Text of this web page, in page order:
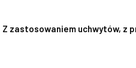
Z zastosowaniem uchwytów, z